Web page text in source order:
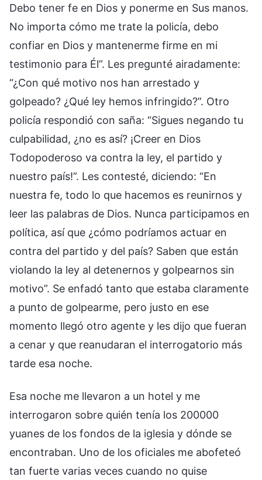
Debo tener fe en Dios y ponerme en Sus manos.
No importa cómo me trate la policía, debo
confiar en Dios y mantenerme firme en mi
testimonio para Él”. Les pregunté airadamente:
“¿Con qué motivo nos han arrestado y
golpeado? ¿Qué ley hemos infringido?”. Otro
policía respondió con saña: “Sigues negando tu
culpabilidad, ¿no es así? ¡Creer en Dios
Todopoderoso va contra la ley, el partido y
nuestro país!”. Les contesté, diciendo: “En
nuestra fe, todo lo que hacemos es reunirnos y
leer las palabras de Dios. Nunca participamos en
política, así que ¿cómo podríamos actuar en
contra del partido y del país? Saben que están
violando la ley al detenernos y golpearnos sin
motivo”. Se enfadó tanto que estaba claramente
a punto de golpearme, pero justo en ese
momento llegó otro agente y les dijo que fueran
a cenar y que reanudaran el interrogatorio más
tarde esa noche.
Esa noche me llevaron a un hotel y me
interrogaron sobre quién tenía los 200000
yuanes de los fondos de la iglesia y dónde se
encontraban. Uno de los oficiales me abofeteó
tan fuerte varias veces cuando no quise